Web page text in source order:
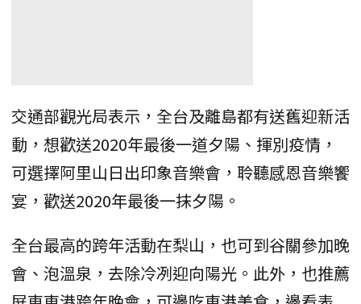
交通部觀光局表示，全台及離島都有送舊迎新活
動，想歡送2020年最後一道夕陽、揮別疫情，
可選擇阿里山日出印象音樂會，聆聽感恩音樂饗
宴，歡送2020年最後一抹夕陽。
全台最高的跨年活動在梨山，也可到谷關參加晚
會、泡溫泉，去除冷冽迎向陽光。此外，也推薦